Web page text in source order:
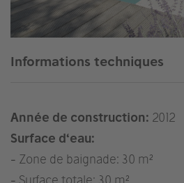
Informations techniques
Année de construction: 2012
Surface d‘eau:
- Zone de baignade: 30 m²
- Surface totale: 30 m²